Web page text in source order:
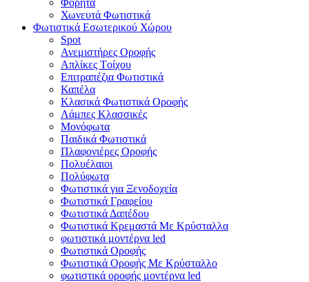
Χωνευτά Φωτιστικά
Φωτιστικά Εσωτερικού Χώρου
Spot
Ανεμιστήρες Οροφής
Απλίκες Tοίχου
Επιτραπέζια Φωτιστικά
Καπέλα
Κλασικά Φωτιστικά Οροφής
Λάμπες Κλασσικές
Μονόφωτα
Παιδικά Φωτιστικά
Πλαφονιέρες Oροφής
Πολυέλαιοι
Πολύφωτα
Φωτιστικά για Ξενοδοχεία
Φωτιστικά Γραφείου
Φωτιστικά Δαπέδου
Φωτιστικά Κρεμαστά Mε Kρύσταλλα
φωτιστικά μοντέρνα led
Φωτιστικά Οροφής
Φωτιστικά Οροφής Mε Kρύσταλλο
φωτιστικά οροφής μοντέρνα led